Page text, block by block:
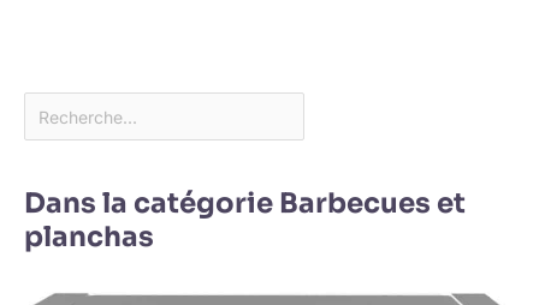
Dans la catégorie Barbecues et
planchas